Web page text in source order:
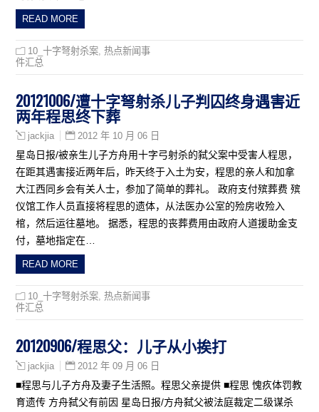
READ MORE
10_十字弩射杀案 ,热点新闻事
件汇总
20121006/遭十字弩射杀儿子判囚终身遇害近
两年程思终下葬
jackjia 2012 年 10 月 06 日
星岛日报/被亲生儿子方舟用十字弓射杀的弑父案中受害人程思，
在距其遇害接近两年后，昨天终于入土为安，程思的亲人和加拿
大江西同乡会有关人士，参加了简单的葬礼。 政府支付殡葬费 殡
仪馆工作人员直接将程思的遗体，从法医办公室的殓房收殓入
棺，然后运往墓地。 据悉，程思的丧葬费用由政府人道援助金支
付，墓地指定在…
READ MORE
10_十字弩射杀案 ,热点新闻事
件汇总
20120906/程思父：儿子从小挨打
jackjia 2012 年 09 月 06 日
■程思与儿子方舟及妻子生活照。程思父亲提供 ■程思 愧疚体罚教
育遗传 方舟弑父有前因 星岛日报/方舟弑父被法庭裁定二级谋杀